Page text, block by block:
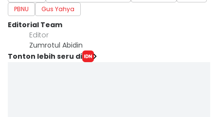
PBNU
Gus Yahya
Editorial Team
Editor
Zumrotul Abidin
Tonton lebih seru di